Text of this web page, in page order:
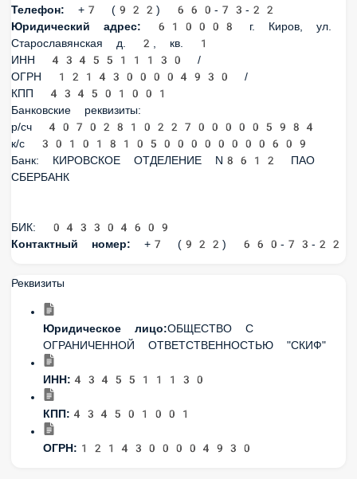
Юридический адрес:610008 г. Киров, ул. Старославянская
д. 2, кв. 1
ИНН 4345511130 / ОГРН 1214300004930 / КПП 434501001
Банковские реквизиты:
р/сч 40702810227000005984
к/с 30101810500000000609
Банк: КИРОВСКОЕ ОТДЕЛЕНИЕ N8612 ПАО СБЕРБАНК
БИК: 043304609
Контактный номер:
+7 (922) 660-73-22
Юридическое лицо:
ОБЩЕСТВО С ОГРАНИЧЕННОЙ
КПП:434501001
ОГРН: